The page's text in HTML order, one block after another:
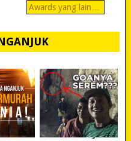
Awards yang lain…
WISATA NGANJUK: